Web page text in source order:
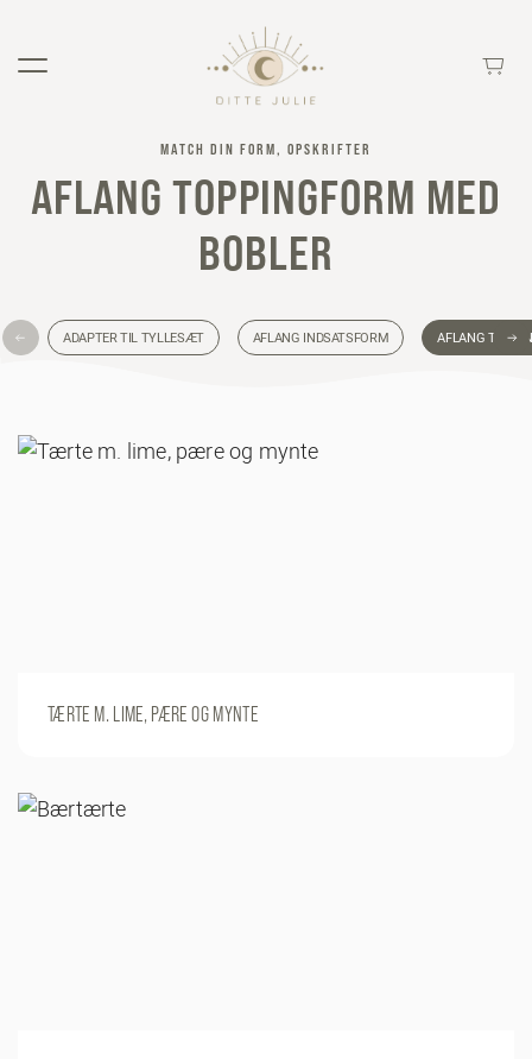
MATCH DIN FORM, OPSKRIFTER
AFLANG TOPPINGFORM MED
BOBLER
ADAPTER TIL TYLLESÆT AFLANG INDSATSFORM AFLANG
TÆRTE M. LIME, PÆRE OG MYNTE